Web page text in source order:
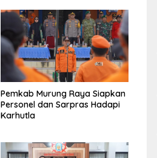
Pemkab Murung Raya Siapkan
Personel dan Sarpras Hadapi
Karhutla